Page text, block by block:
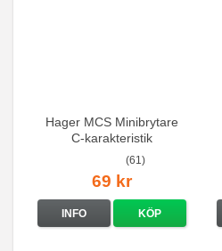
Hager MCS Minibrytare
C-karakteristik
QuickConnect
(61)
69 kr
INFO KÖP